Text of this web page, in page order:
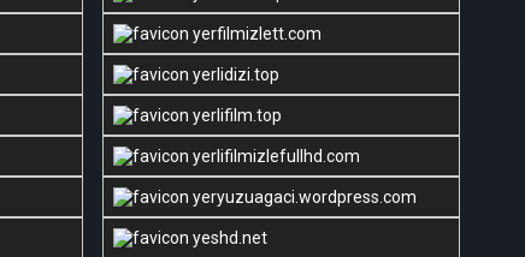
yerfilmizlett.com
yerlidizi.top
yerlifilm.top
yerlifilmizlefullhd.com
yeryuzuagaci.wordpress.com
yeshd.net